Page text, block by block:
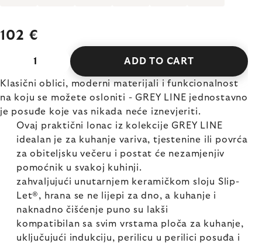
102 €
ADD TO CART
Klasični oblici, moderni materijali i funkcionalnost
na koju se možete osloniti - GREY LINE jednostavno
je posuđe koje vas nikada neće iznevjeriti.
Ovaj praktični lonac iz kolekcije GREY LINE
idealan je za kuhanje variva, tjestenine ili povrća
za obiteljsku večeru i postat će nezamjenjiv
pomoćnik u svakoj kuhinji.
zahvaljujući unutarnjem keramičkom sloju Slip-
Let®, hrana se ne lijepi za dno, a kuhanje i
naknadno čišćenje puno su lakši
kompatibilan sa svim vrstama ploča za kuhanje,
uključujući indukciju, perilicu u perilici posuđa i